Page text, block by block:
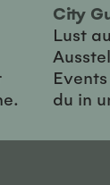
City
Lust
du in